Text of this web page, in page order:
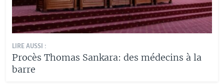
LIRE AUSSI :
Procès Thomas Sankara: des médecins à la
barre